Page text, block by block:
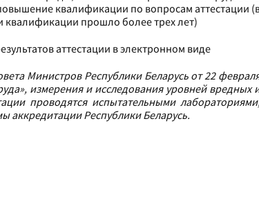
квалификации по вопросам аттестации
квалификации прошло более трех лет)
аттестации в электронном виде
Министров Республики Беларусь от 22
измерения и исследования уровней вредных
проводятся испытательными
аккредитации Республики Беларусь.